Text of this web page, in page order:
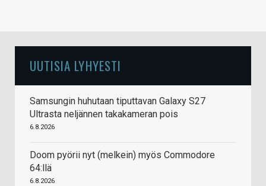
UUTISIA LYHYESTI
Samsungin huhutaan tiputtavan Galaxy S27
Ultrasta neljännen takakameran pois
6.8.2026
Doom pyörii nyt (melkein) myös Commodore
64:llä
6.8.2026